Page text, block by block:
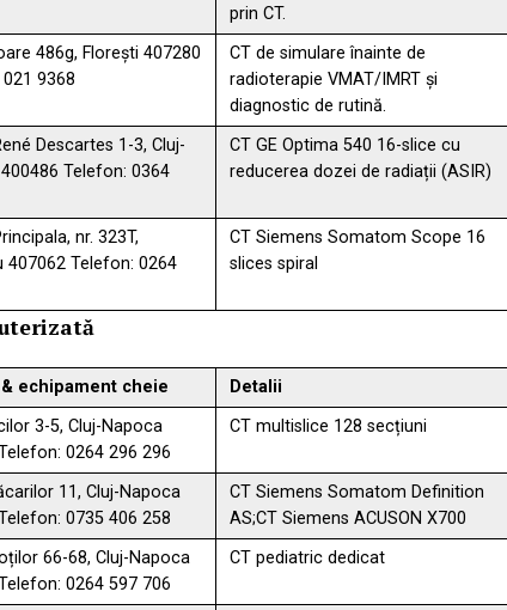
prin CT.
486g, Florești 407280
9368
CT de simulare înainte de
radioterapie VMAT/IMRT și
diagnostic de rutină.
Descartes 1-3, Cluj-
Telefon: 0364
CT GE Optima 540 16-slice cu
reducerea dozei de radiații (ASIR)
nr. 323T,
407062 Telefon: 0264
CT Siemens Somatom Scope 16
slices spiral
echipament cheie
Detalii
3-5, Cluj-Napoca
0264 296 296
CT multislice 128 secțiuni
11, Cluj-Napoca
0735 406 258
CT Siemens Somatom Definition
AS;CT Siemens ACUSON X700
66-68, Cluj-Napoca
0264 597 706
CT pediatric dedicat